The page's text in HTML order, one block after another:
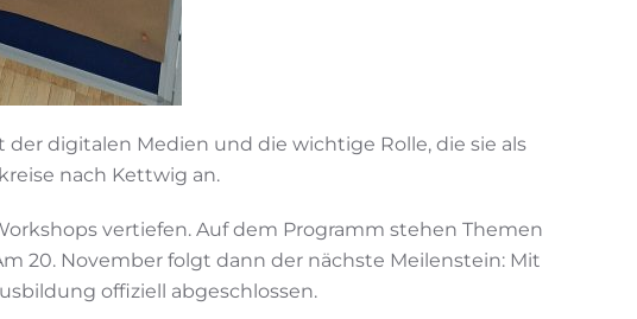
digitalen Medien und die wichtige Rolle, die sie als
nach Kettwig an.
vertiefen. Auf dem Programm stehen Themen
20. November folgt dann der nächste Meilenstein: Mit
offiziell abgeschlossen.